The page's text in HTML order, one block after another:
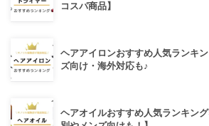
コスパ商品】
ヘアアイロンおすすめ人気ランキ
ズ向け・海外対応も♪
ヘアオイルおすすめ人気ランキン